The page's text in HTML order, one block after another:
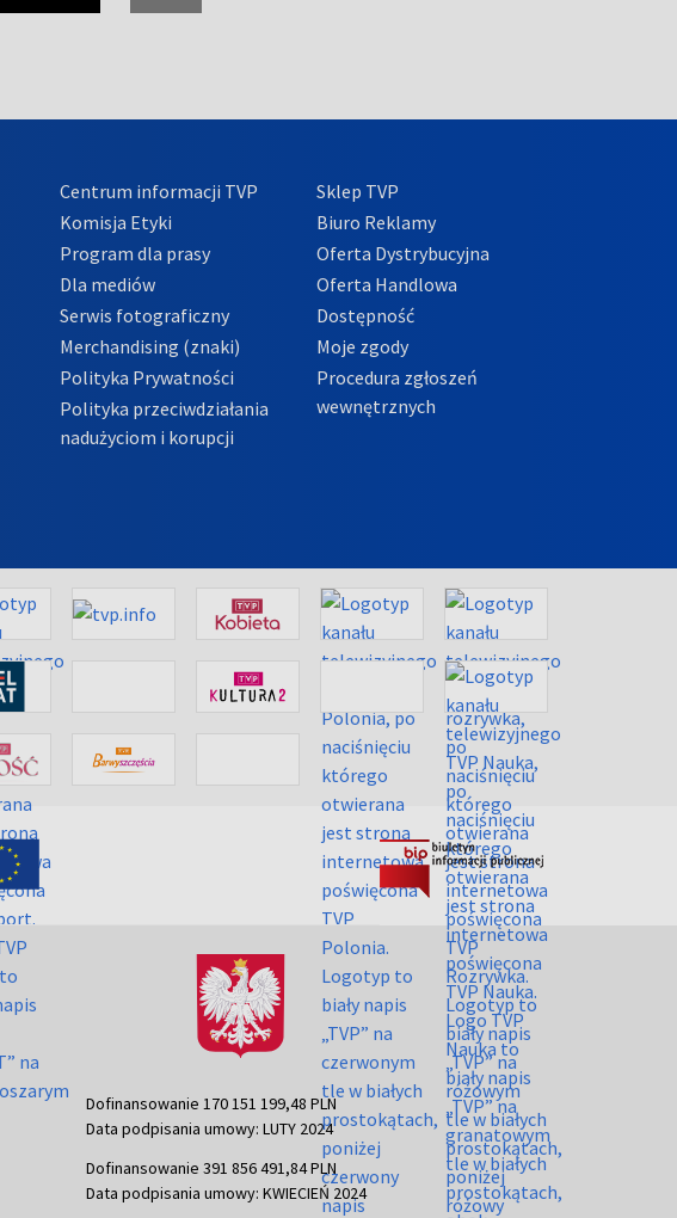
Centrum informacji TVP
Komisja Etyki
Program dla prasy
Dla mediów
Serwis fotograficzny
Merchandising (znaki)
Polityka Prywatności
Polityka przeciwdziałania
nadużyciom i korupcji
Sklep TVP
Biuro Reklamy
Oferta Dystrybucyjna
Oferta Handlowa
Dostępność
Moje zgody
Procedura zgłoszeń
wewnętrznych
Dofinansowanie 170 151 199,48 PLN
Data podpisania umowy: LUTY 2024
Dofinansowanie 391 856 491,84 PLN
Data podpisania umowy: KWIECIEŃ 2024